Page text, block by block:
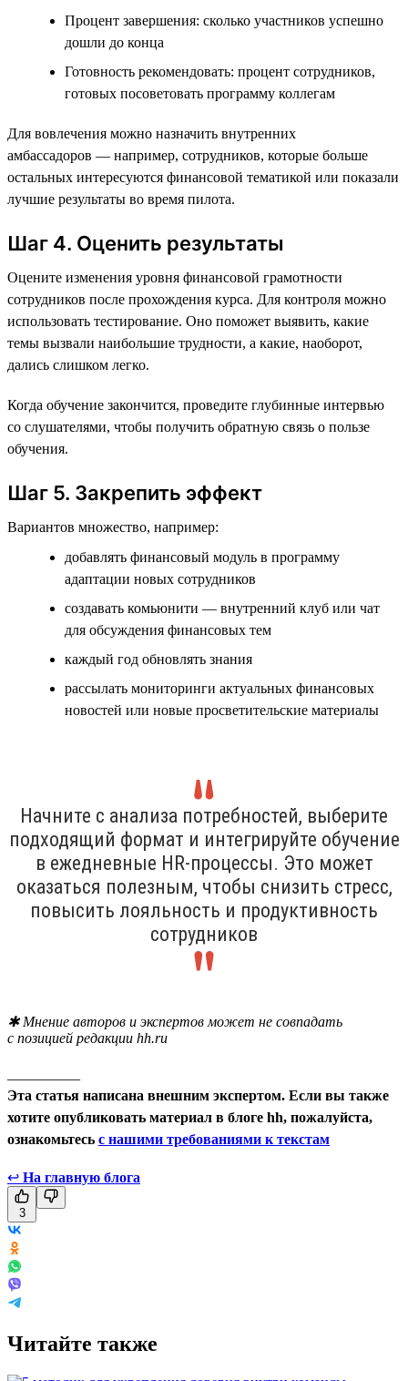
Процент завершения: сколько участников успешно
дошли до конца
Готовность рекомендовать: процент сотрудников,
готовых посоветовать программу коллегам
Для вовлечения можно назначить внутренних
амбассадоров — например, сотрудников, которые больше
остальных интересуются финансовой тематикой или показали
лучшие результаты во время пилота.
Шаг 4. Оценить результаты
Оцените изменения уровня финансовой грамотности
сотрудников после прохождения курса. Для контроля можно
использовать тестирование. Оно поможет выявить, какие
темы вызвали наибольшие трудности, а какие, наоборот,
дались слишком легко.
Когда обучение закончится, проведите глубинные интервью
со слушателями, чтобы получить обратную связь о пользе
обучения.
Шаг 5. Закрепить эффект
Вариантов множество, например:
добавлять финансовый модуль в программу
адаптации новых сотрудников
создавать комьюнити — внутренний клуб или чат
для обсуждения финансовых тем
каждый год обновлять знания
рассылать мониторинги актуальных финансовых
новостей или новые просветительские материалы
Начните с анализа потребностей, выберите
подходящий формат и интегрируйте обучение
в ежедневные HR-процессы. Это может
оказаться полезным, чтобы снизить стресс,
повысить лояльность и продуктивность
сотрудников
✱ Мнение авторов и экспертов может не совпадать
с позицией редакции hh.ru
Эта статья написана внешним экспертом. Если вы также
хотите опубликовать материал в блоге hh, пожалуйста,
ознакомьтесь с нашими требованиями к текстам
↩ На главную блога
3
Читайте также